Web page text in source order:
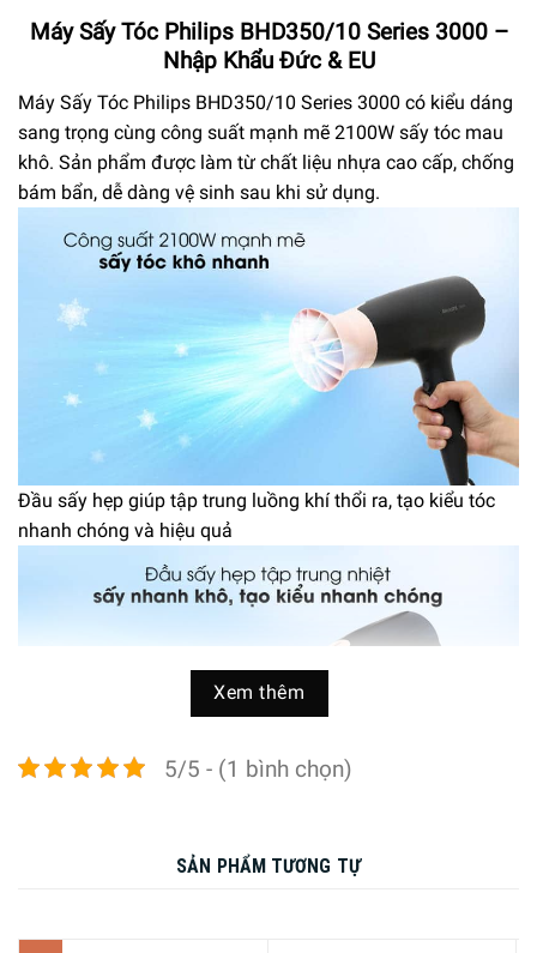
Máy Sấy Tóc Philips BHD350/10 Series 3000 –
Nhập Khẩu Đức & EU
Máy Sấy Tóc Philips BHD350/10 Series 3000 có kiểu dáng
sang trọng cùng công suất mạnh mẽ 2100W sấy tóc mau
khô. Sản phẩm được làm từ chất liệu nhựa cao cấp, chống
bám bẩn, dễ dàng vệ sinh sau khi sử dụng.
Đầu sấy hẹp giúp tập trung luồng khí thổi ra, tạo kiểu tóc
nhanh chóng và hiệu quả
Máy Sấy Tóc Philips BHD350/10 Series 3000 tạo ra luồng
tĩnh điện, chăm sóc tóc và ép phẳng các biểu bì tóc mang
Xem thêm
5/5 - (1 bình chọn)
SẢN PHẨM TƯƠNG TỰ